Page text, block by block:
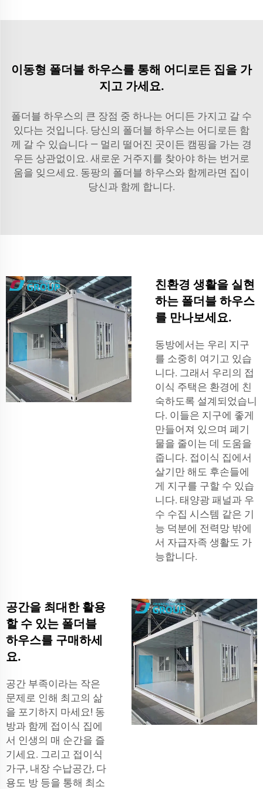
이동형 폴더블 하우스를 통해 어디로든 집을 가
지고 가세요.
폴더블 하우스의 큰 장점 중 하나는 어디든 가지고 갈 수
있다는 것입니다. 당신의 폴더블 하우스는 어디로든 함
께 갈 수 있습니다 — 멀리 떨어진 곳이든 캠핑을 가는 경
우든 상관없이요. 새로운 거주지를 찾아야 하는 번거로
움을 잊으세요. 동팡의 폴더블 하우스와 함께라면 집이
당신과 함께 합니다.
친환경 생활을 실현
하는 폴더블 하우스
를 만나보세요.
동방에서는 우리 지구
를 소중히 여기고 있습
니다. 그래서 우리의 접
이식 주택은 환경에 친
숙하도록 설계되었습니
다. 이들은 지구에 좋게
만들어져 있으며 폐기
물을 줄이는 데 도움을
줍니다. 접이식 집에서
살기만 해도 후손들에
게 지구를 구할 수 있습
니다. 태양광 패널과 우
수 수집 시스템 같은 기
능 덕분에 전력망 밖에
서 자급자족 생활도 가
능합니다.
공간을 최대한 활용
할 수 있는 폴더블
하우스를 구매하세
요.
공간 부족이라는 작은
문제로 인해 최고의 삶
을 포기하지 마세요! 동
방과 함께 접이식 집에
서 인생의 매 순간을 즐
기세요. 그리고 접이식
가구, 내장 수납공간, 다
용도 방 등을 통해 최소